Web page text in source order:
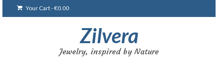
Your Cart-€0.00
Zilvera
Jewelry, inspired by Nature